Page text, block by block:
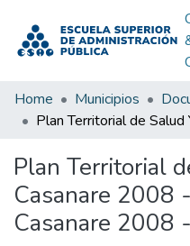
Home Municipios
Plan Territorial
Casanare 2008
Casanare 2008